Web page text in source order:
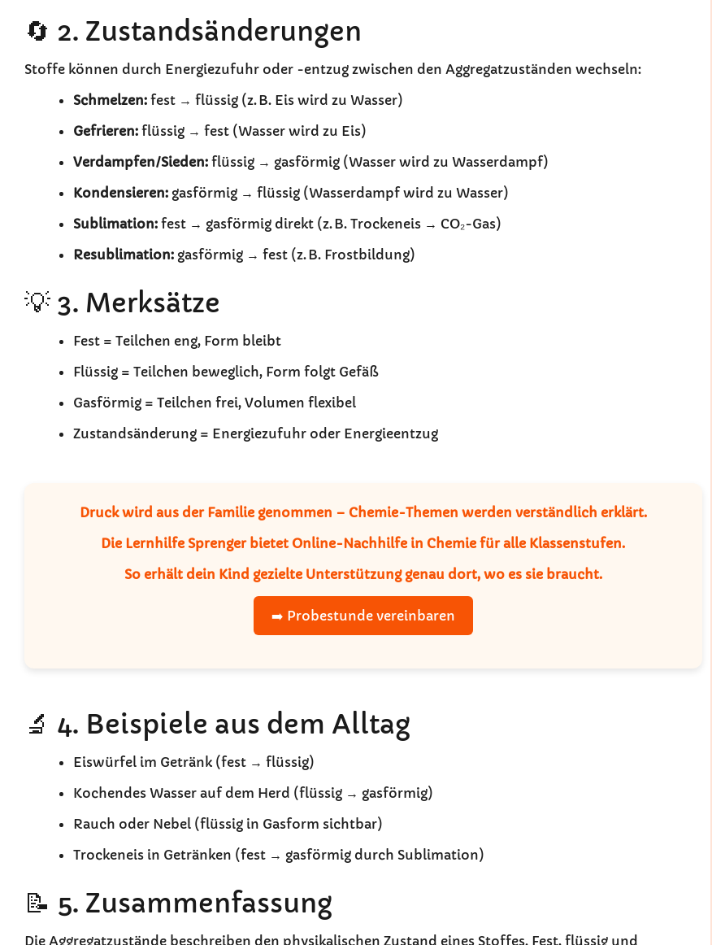
🔄 2. Zustandsänderungen
Stoffe können durch Energiezufuhr oder -entzug zwischen den Aggregatzuständen wechseln:
Schmelzen: fest → flüssig (z. B. Eis wird zu Wasser)
Gefrieren: flüssig → fest (Wasser wird zu Eis)
Verdampfen/Sieden: flüssig → gasförmig (Wasser wird zu Wasserdampf)
Kondensieren: gasförmig → flüssig (Wasserdampf wird zu Wasser)
Sublimation: fest → gasförmig direkt (z. B. Trockeneis → CO₂-Gas)
Resublimation: gasförmig → fest (z. B. Frostbildung)
💡 3. Merksätze
Fest = Teilchen eng, Form bleibt
Flüssig = Teilchen beweglich, Form folgt Gefäß
Gasförmig = Teilchen frei, Volumen flexibel
Zustandsänderung = Energiezufuhr oder Energieentzug
Druck wird aus der Familie genommen – Chemie-Themen werden verständlich erklärt.
Die Lernhilfe Sprenger bietet Online-Nachhilfe in Chemie für alle Klassenstufen.
So erhält dein Kind gezielte Unterstützung genau dort, wo es sie braucht.
➡️ Probestunde vereinbaren
🔬 4. Beispiele aus dem Alltag
Eiswürfel im Getränk (fest → flüssig)
Kochendes Wasser auf dem Herd (flüssig → gasförmig)
Rauch oder Nebel (flüssig in Gasform sichtbar)
Trockeneis in Getränken (fest → gasförmig durch Sublimation)
📝 5. Zusammenfassung
Die Aggregatzustände beschreiben den physikalischen Zustand eines Stoffes. Fest, flüssig und